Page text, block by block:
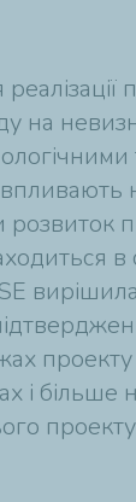
на
впливають
в
і